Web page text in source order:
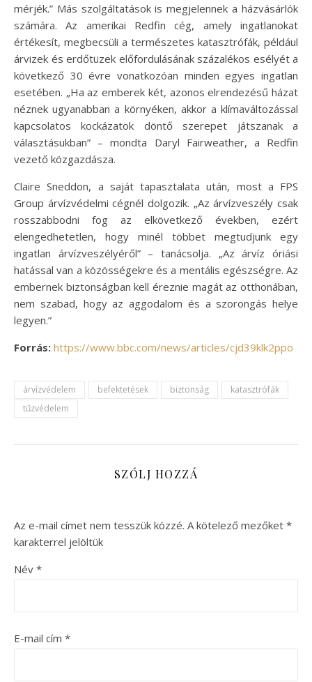
mérjék.” Más szolgáltatások is megjelennek a házvásárlók
számára. Az amerikai Redfin cég, amely ingatlanokat
értékesít, megbecsüli a természetes katasztrófák, például
árvizek és erdőtüzek előfordulásának százalékos esélyét a
következő 30 évre vonatkozóan minden egyes ingatlan
esetében. „Ha az emberek két, azonos elrendezésű házat
néznek ugyanabban a környéken, akkor a klímaváltozással
kapcsolatos kockázatok döntő szerepet játszanak a
választásukban” – mondta Daryl Fairweather, a Redfin
vezető közgazdásza.
Claire Sneddon, a saját tapasztalata után, most a FPS
Group árvízvédelmi cégnél dolgozik. „Az árvízveszély csak
rosszabbodni fog az elkövetkező években, ezért
elengedhetetlen, hogy minél többet megtudjunk egy
ingatlan árvízveszélyéről” – tanácsolja. „Az árvíz óriási
hatással van a közösségekre és a mentális egészségre. Az
embernek biztonságban kell éreznie magát az otthonában,
nem szabad, hogy az aggodalom és a szorongás helye
legyen.”
Forrás: https://www.bbc.com/news/articles/cjd39klk2ppo
árvízvédelem befektetések biztonság
katasztrófák
tűzvédelem
SZÓLJ HOZZÁ
Az e-mail címet nem tesszük közzé. A kötelező mezőket *
karakterrel jelöltük
Név *
E-mail cím *